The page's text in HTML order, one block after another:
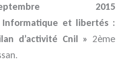
2015
Informatique et libertés :
d’activité Cnil » 2ème